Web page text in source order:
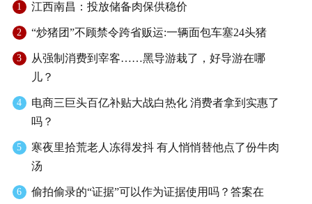
1 江西南昌：投放储备肉保供稳价
2 “炒猪团”不顾禁令跨省贩运:一辆面包车塞24头猪
3
从强制消费到宰客……黑导游栽了，好导游在哪
儿？
4
电商三巨头百亿补贴大战白热化 消费者拿到实惠了
吗？
5
寒夜里拾荒老人冻得发抖 有人悄悄替他点了份牛肉
汤
6
偷拍偷录的“证据”可以作为证据使用吗？答案在